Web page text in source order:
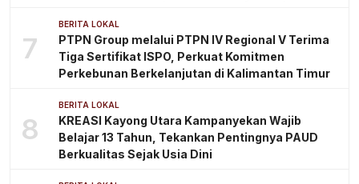
7
BERITA LOKAL
PTPN Group melalui PTPN IV Regional V Terima
Tiga Sertifikat ISPO, Perkuat Komitmen
Perkebunan Berkelanjutan di Kalimantan Timur
8
BERITA LOKAL
KREASI Kayong Utara Kampanyekan Wajib
Belajar 13 Tahun, Tekankan Pentingnya PAUD
Berkualitas Sejak Usia Dini